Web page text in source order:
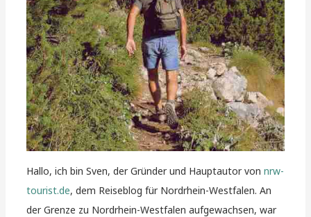
Hallo, ich bin Sven, der Gründer und Hauptautor vonnrw-
tourist.de, dem Reiseblog für Nordrhein-Westfalen. An
der Grenze zu Nordrhein-Westfalen aufgewachsen, war